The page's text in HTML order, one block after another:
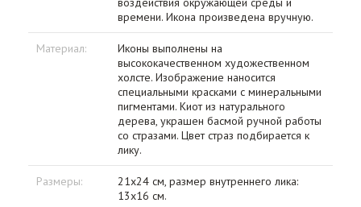
времени. Икона произведена вручную.
Материал:
Иконы выполнены на
высококачественном художественном
холсте. Изображение наносится
специальными красками с минеральными
пигментами. Киот из натурального
дерева, украшен басмой ручной работы
со стразами. Цвет страз подбирается к
лику.
Размеры:
21x24 см, размер внутреннего лика:
13x16 см.